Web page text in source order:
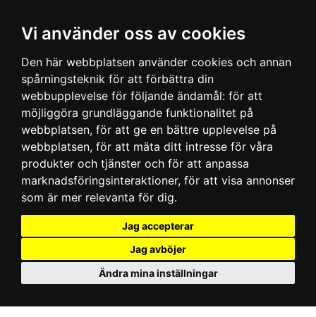
Vi använder oss av cookies
Den här webbplatsen använder cookies och annan
spårningsteknik för att förbättra din
webbupplevelse för följande ändamål: för att
möjliggöra grundläggande funktionalitet på
webbplatsen, för att ge en bättre upplevelse på
webbplatsen, för att mäta ditt intresse för våra
produkter och tjänster och för att anpassa
marknadsföringsinteraktioner, för att visa annonser
som är mer relevanta för dig.
Jag accepterar
Jag avböjer
Ändra mina inställningar